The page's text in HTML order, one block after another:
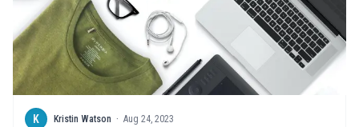
K Kristin Watson · Aug 24, 2023